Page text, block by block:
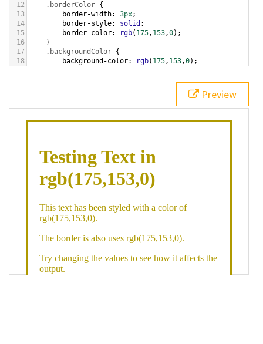
12
.borderColor {
13
border-width: 3px;
14
border-style: solid ;
15
border-color: rgb( 175, 153,0);
16
}
17
.backgroundColor {
18
background-color: rgb( 175, 153,0);
bottom ,
white, rgb(175,153,0));
div class="textColor borderColor"
< h1>Testing Text in rgb(175,153,0)
Preview